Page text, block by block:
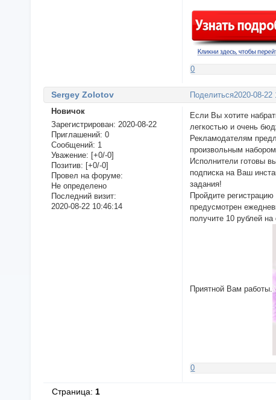
0
Поделиться2020-08-22
Sergey Zolotov
Новичок
Зарегистрирован: 2020-08-22
Приглашений: 0
Сообщений: 1
Уважение: [+0/-0]
Позитив: [+0/-0]
Провел на форуме:
Не определено
Последний визит:
2020-08-22 10:46:14
Если Вы хотите
легкостью и очень
Рекламодателям
произвольным
Исполнители готовы
подписка на Ваш
задания!
Пройдите регистрацию
предусмотрен
получите 10 рублей на
Приятной Вам работы.
0
Страница: 1